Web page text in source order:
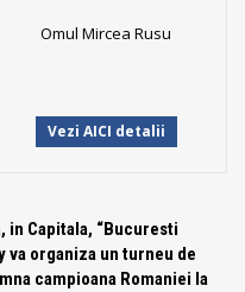
Omul Mircea Rusu
Vezi AICI detalii
Capitala, “Bucuresti
va organiza un turneu de
campioana Romaniei la